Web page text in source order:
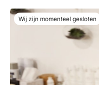
Wij zijn momenteel gesloten